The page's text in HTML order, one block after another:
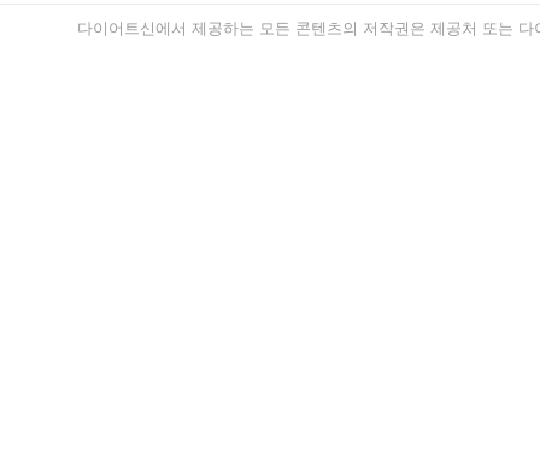
다이어트신에서 제공하는 모든 콘텐츠의 저작권은 제공처 또는